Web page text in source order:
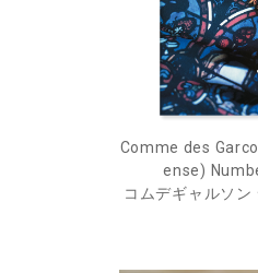
Comme des
ense)
コムデギャルソン